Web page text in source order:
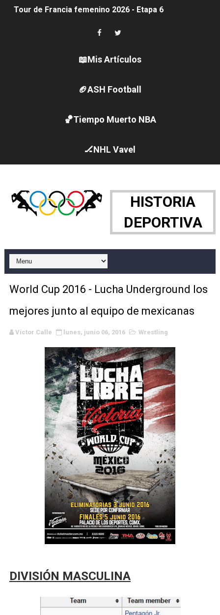
Women's Pro Baseball League 2026
Campeonato de Europa en aguas abiertas 2026
Campeonato de Europa de pentatlón moderno 2026
Canadá Open 2026
Mundial de MotoGP 2026 - GP Gran Bretaña
Canadian Elite Basketball League 2026 - Playoffs
Campeonato de Europa de high diving 2026 (París,
WWE NXT - Myles Borne y Tavion Heights ponen fin
Canadian Football League 2026 - Week 10
EFA y AFLE 2026 - Regular season
Grandes éxitos por fin para Chelsea Green, Chad
Máxima celebración en el último Impact! con Jason
Mundial de esgrima 2026 (Hong Kong) - La
Raquel Rodriguez es la nueva monarca
Athletes Unlimited Softball League 2026 - Las Utah
Mundial de piragüismo slalom 2026 (Oklahoma City,
Tour de Francia masculino 2026 - Tadej Pogacar
Mundial de Fórmula 1 2026 - Lando Norris consigue
Campeonato de Europa de saltos 2026 (París,
Tour de Francia femenino 2026 - Etapa 6
📖Mis Artículos
🏈ASH Football
🏀Tiempo Muerto NBA
🏒NHL Vavel
HISTORIA
DEPORTIVA
World Cup 2016 - Lucha Underground los
mejores junto al equipo de mexicanas
Víctor Calle lunes, junio 06, 2016 Wrestling
DIVISIÓN MASCULINA